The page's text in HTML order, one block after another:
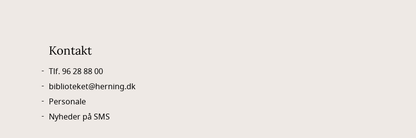
Kontakt
Tlf. 96 28 88 00
biblioteket@herning.dk
Personale
Nyheder på SMS